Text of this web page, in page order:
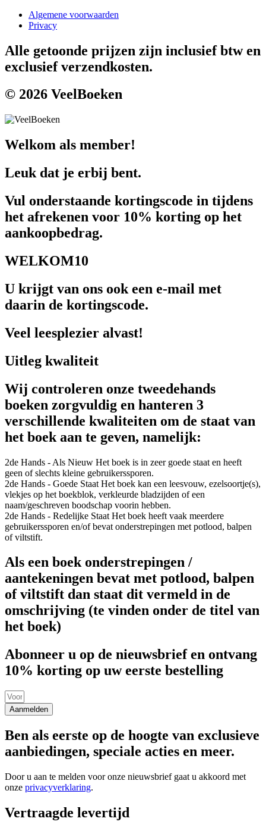
Algemene voorwaarden
Privacy
Alle getoonde prijzen zijn inclusief btw en
exclusief verzendkosten.
© 2026 VeelBoeken
Welkom als member!
Leuk dat je erbij bent.
Vul onderstaande kortingscode in tijdens
het afrekenen voor 10% korting op het
aankoopbedrag.
WELKOM10
U krijgt van ons ook een e-mail met
daarin de kortingscode.
Veel leesplezier alvast!
Uitleg kwaliteit
Wij controleren onze tweedehands
boeken zorgvuldig en hanteren 3
verschillende kwaliteiten om de staat van
het boek aan te geven, namelijk:
2de Hands - Als Nieuw Het boek is in zeer goede staat en heeft
geen of slechts kleine gebruikerssporen.
2de Hands - Goede Staat Het boek kan een leesvouw, ezelsoortje(s),
vlekjes op het boekblok, verkleurde bladzijden of een
naam/geschreven boodschap voorin hebben.
2de Hands - Redelijke Staat Het boek heeft vaak meerdere
gebruikerssporen en/of bevat onderstrepingen met potlood, balpen
of viltstift.
Als een boek onderstrepingen /
aantekeningen bevat met potlood, balpen
of viltstift dan staat dit vermeld in de
omschrijving (te vinden onder de titel van
het boek)
Abonneer u op de nieuwsbrief en ontvang
10% korting op uw eerste bestelling
Aanmelden
Ben als eerste op de hoogte van exclusieve
aanbiedingen, speciale acties en meer.
Door u aan te melden voor onze nieuwsbrief gaat u akkoord met
onze privacyverklaring.
Vertraagde levertijd